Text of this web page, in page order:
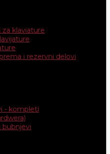
za klaviature
i rezervni delovi
- kompleti
bubnjevi